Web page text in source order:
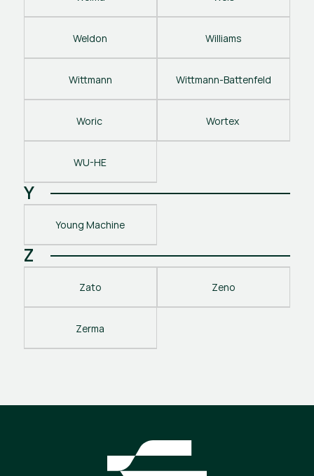
Weldon Williams
Wittmann Wittmann-Battenfeld
Woric Wortex
WU-HE
Y
Young Machine
Z
Zato Zeno
Zerma